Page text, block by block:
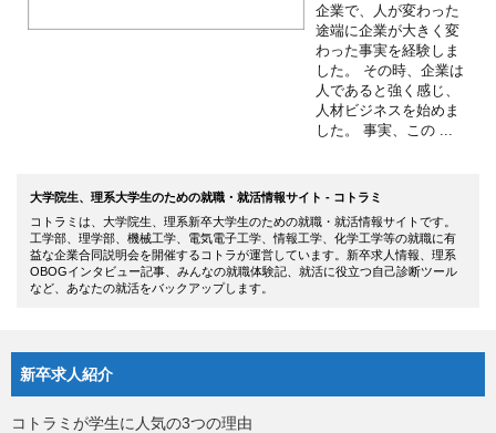
企業で、人が変わった
途端に企業が大きく変
わった事実を経験しま
した。 その時、企業は
人であると強く感じ、
人材ビジネスを始めま
した。 事実、この ...
大学院生、理系大学生のための就職・就活情報サイト - コトラミ
コトラミは、大学院生、理系新卒大学生のための就職・就活情報サイトです。
工学部、理学部、機械工学、電気電子工学、情報工学、化学工学等の就職に有
益な企業合同説明会を開催するコトラが運営しています。新卒求人情報、理系
OBOGインタビュー記事、みんなの就職体験記、就活に役立つ自己診断ツール
など、あなたの就活をバックアップします。
新卒求人紹介
コトラミが学生に人気の3つの理由